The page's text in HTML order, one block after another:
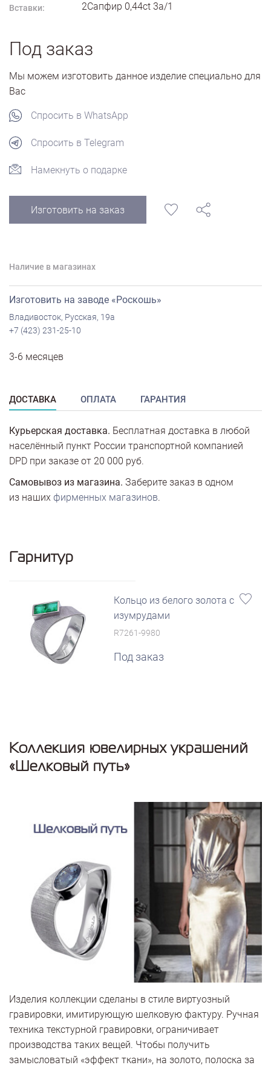
Вставки: 2Сапфир 0,44ct 3а/1
Под заказ
Мы можем изготовить данное изделие специально для
Вас
Спросить в WhatsApp
Спросить в Telegram
Намекнуть о подарке
Изготовить на заказ
Наличие в магазинах
Изготовить на заводе «Роскошь»
Владивосток, Русская, 19а
+7 (423) 231-25-10
3-6 месяцев
ДОСТАВКА ОПЛАТА ГАРАНТИЯ
Курьерская доставка. Бесплатная доставка в любой
населённый пункт России транспортной компанией
DPD при заказе от 20 000 руб.
Самовывоз из магазина. Заберите заказ в одном
из наших фирменных магазинов.
Гарнитур
Кольцо из белого золота с
изумрудами
R7261-9980
Под заказ
Коллекция ювелирных украшений
«Шелковый путь»
Изделия коллекции сделаны в стиле виртуозный
гравировки, имитирующую шелковую фактуру. Ручная
техника текстурной гравировки, ограничивает
производства таких вещей. Чтобы получить
замысловатый «эффект ткани», на золото, полоска за